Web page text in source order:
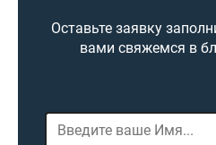
Оставьте заявку
вами свяжемся в